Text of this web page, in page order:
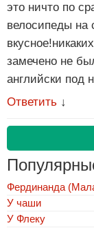
это ничто по
велосипеды на
замечено не
английски под
Ответить ↓
Фердинанда
У чаши
У Флеку